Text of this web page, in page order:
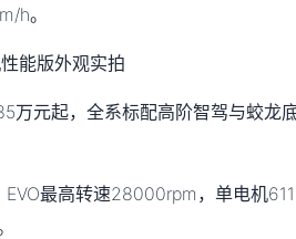
h。
万元起，全系标配高阶智驾与蛟龙
最高转速28000rpm，单电机